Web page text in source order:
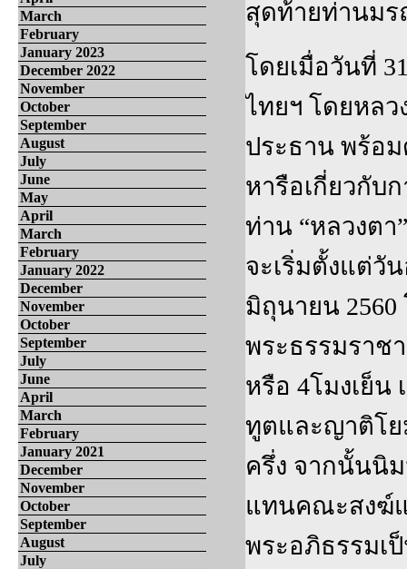
March
February
January 2023
December 2022
November
October
September
August
July
June
May
April
March
February
January 2022
December
November
October
September
July
June
April
March
February
January 2021
December
November
October
September
August
July
สุดท้ายท่านมร
โดยเมื่อวันที่
ไทยฯ โดยหล
ประธาน พร้อ
หารือเกี่ยวกับ
ท่าน “หลวงตา
จะเริ่มตั้งแต่วั
มิถุนายน
พระธรรมราช
หรือ 4โมงเย็น
ทูตและญาติโย
ครึ่ง จากนั้นนิ
แทนคณะสงฆ์
พระอภิธรรมเ